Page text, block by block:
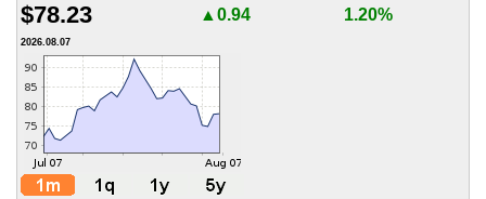
$78.23 ▲0.94 1.20%
2026.08.07